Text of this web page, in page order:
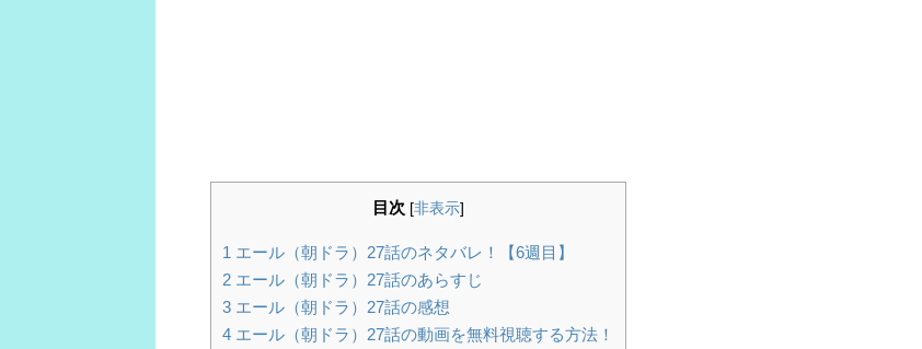
目次 [非表示]
1 エール（朝ドラ）27話のネタバレ！【6週目】
2 エール（朝ドラ）27話のあらすじ
3 エール（朝ドラ）27話の感想
4 エール（朝ドラ）27話の動画を無料視聴する方法！